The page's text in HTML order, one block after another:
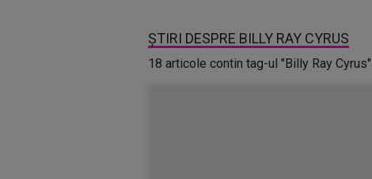
ȘTIRI DESPRE BILLY RAY CYRUS
18 articole contin tag-ul "Billy Ray Cyrus"